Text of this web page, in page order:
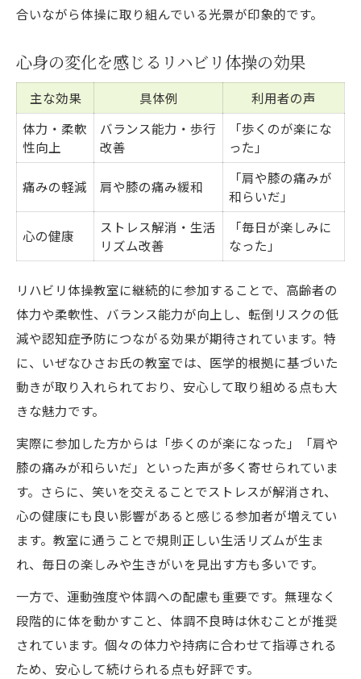
合いながら体操に取り組んでいる光景が印象的です。
心身の変化を感じるリハビリ体操の効果
主な効果 具体例
利用者の声
体力・柔軟
性向上
バランス能力・歩行
改善
「歩くのが楽にな
った」
痛みの軽減 肩や膝の痛み緩和
「肩や膝の痛みが
和らいだ」
心の健康
ストレス解消・生活
リズム改善
「毎日が楽しみに
なった」
リハビリ体操教室に継続的に参加することで、高齢者の
体力や柔軟性、バランス能力が向上し、転倒リスクの低
減や認知症予防につながる効果が期待されています。特
に、いぜなひさお氏の教室では、医学的根拠に基づいた
動きが取り入れられており、安心して取り組める点も大
きな魅力です。
実際に参加した方からは「歩くのが楽になった」「肩や
膝の痛みが和らいだ」といった声が多く寄せられていま
す。さらに、笑いを交えることでストレスが解消され、
心の健康にも良い影響があると感じる参加者が増えてい
ます。教室に通うことで規則正しい生活リズムが生ま
れ、毎日の楽しみや生きがいを見出す方も多いです。
一方で、運動強度や体調への配慮も重要です。無理なく
段階的に体を動かすこと、体調不良時は休むことが推奨
されています。個々の体力や持病に合わせて指導される
ため、安心して続けられる点も好評です。